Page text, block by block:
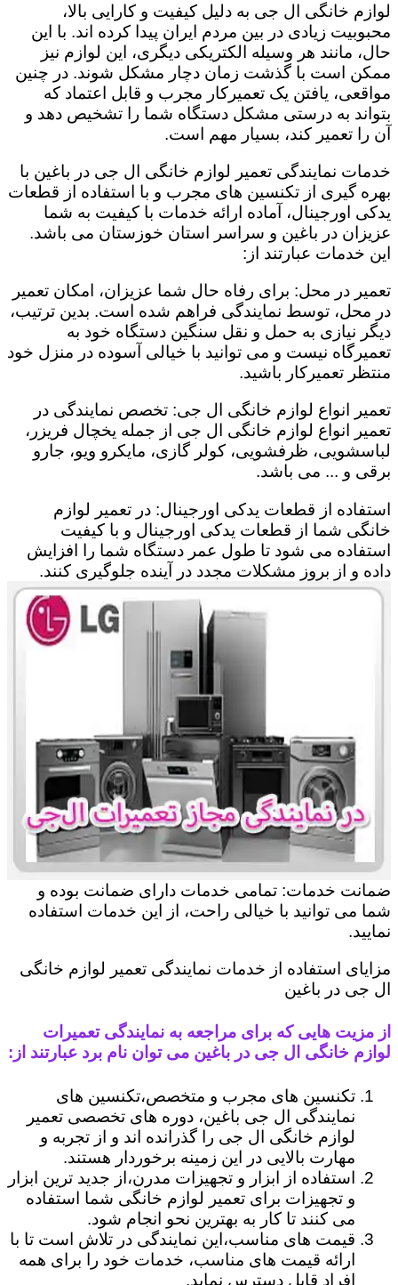
لوازم خانگی ال جی به دلیل کیفیت و کارایی بالا،
محبوبیت زیادی در بین مردم ایران پیدا کرده اند. با این
حال، مانند هر وسیله الکتریکی دیگری، این لوازم نیز
ممکن است با گذشت زمان دچار مشکل شوند. در چنین
مواقعی، یافتن یک تعمیرکار مجرب و قابل اعتماد که
بتواند به درستی مشکل دستگاه شما را تشخیص دهد و
آن را تعمیر کند، بسیار مهم است.
خدمات نمایندگی تعمیر لوازم خانگی ال جی در باغین با
بهره گیری از تکنسین های مجرب و با استفاده از قطعات
یدکی اورجینال، آماده ارائه خدمات با کیفیت به شما
عزیزان در باغین و سراسر استان خوزستان می باشد.
این خدمات عبارتند از:
تعمیر در محل: برای رفاه حال شما عزیزان، امکان تعمیر
در محل، توسط نمایندگی فراهم شده است. بدین ترتیب،
دیگر نیازی به حمل و نقل سنگین دستگاه خود به
تعمیرگاه نیست و می توانید با خیالی آسوده در منزل خود
منتظر تعمیرکار باشید.
تعمیر انواع لوازم خانگی ال جی: تخصص نمایندگی در
تعمیر انواع لوازم خانگی ال جی از جمله یخچال فریزر،
لباسشویی، ظرفشویی، کولر گازی، مایکرو ویو، جارو
برقی و ... می باشد.
استفاده از قطعات یدکی اورجینال: در تعمیر لوازم
خانگی شما از قطعات یدکی اورجینال و با کیفیت
استفاده می شود تا طول عمر دستگاه شما را افزایش
داده و از بروز مشکلات مجدد در آینده جلوگیری کنند.
ضمانت خدمات: تمامی خدمات دارای ضمانت بوده و
شما می توانید با خیالی راحت، از این خدمات استفاده
نمایید.
مزایای استفاده از خدمات نمایندگی تعمیر لوازم خانگی
ال جی در باغین
از مزیت هایی که برای مراجعه به نمایندگی تعمیرات
لوازم خانگی ال جی در باغین می توان نام برد عبارتند از:
تکنسین های مجرب و متخصص،تکنسین های
نمایندگی ال جی باغین، دوره های تخصصی تعمیر
لوازم خانگی ال جی را گذرانده اند و از تجربه و
مهارت بالایی در این زمینه برخوردار هستند.
استفاده از ابزار و تجهیزات مدرن،از جدید ترین ابزار
و تجهیزات برای تعمیر لوازم خانگی شما استفاده
می کنند تا کار به بهترین نحو انجام شود.
قیمت های مناسب،این نمایندگی در تلاش است تا با
ارائه قیمت های مناسب، خدمات خود را برای همه
افراد قابل دسترس نماید.